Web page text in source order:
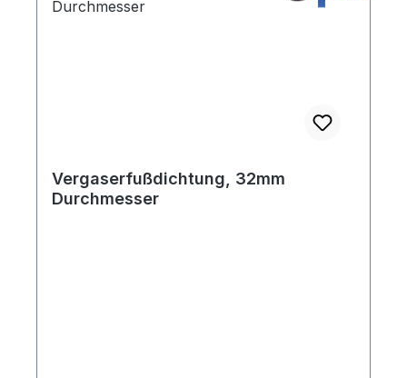
Vergaserfußdichtung, 32mm
Durchmesser